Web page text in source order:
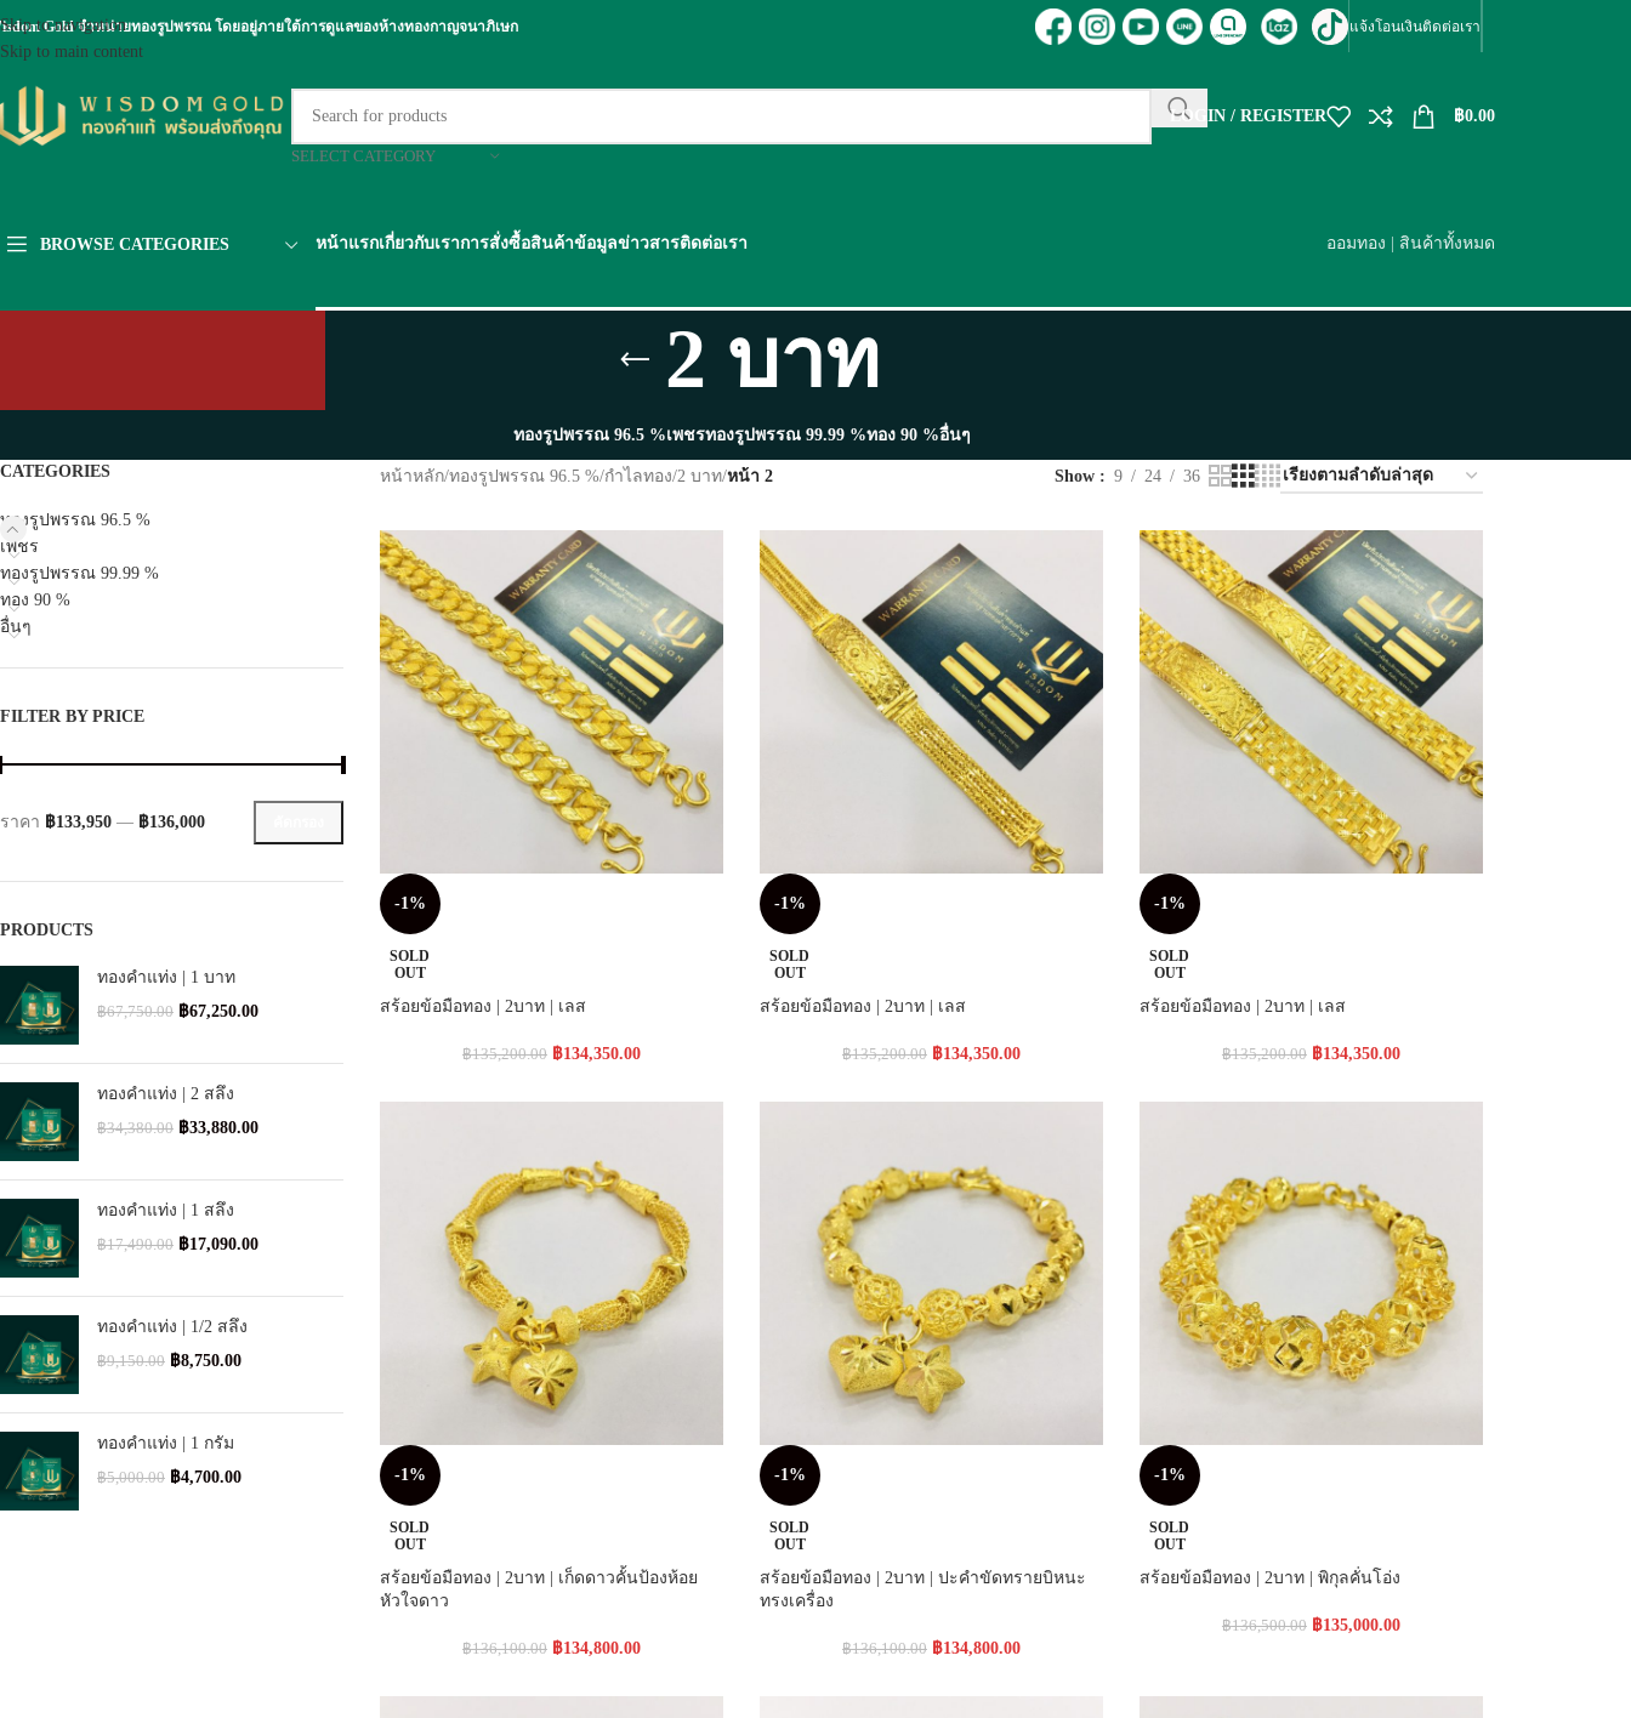
Skip to navigation
Skip to main content
Gold จำหน่ายทองรูปพรรณ โดยอยู่ภายใต้การดูแลของห้างทองกาญจนาภิเษก แจ้งโอนเงินติดต่อเรา
SELECT CATEGORY
LOGIN / REGISTER ฿0.00
BROWSE CATEGORIES หน้าแรกเกี่ยวกับเราการสั่งซื้อสินค้าข้อมูลข่าวสารติดต่อเรา ออมทอง | สินค้าทั้งหมด
2 บาท
ทองรูปพรรณ 96.5 %เพชรทองรูปพรรณ 99.99 %ทอง 90 %อื่นๆ
CATEGORIES
ทองรูปพรรณ 96.5 %
เพชร
ทองรูปพรรณ 99.99 %
ทอง 90 %
อื่นๆ
FILTER BY PRICE
ราคา ฿133,950 — ฿136,000
PRODUCTS
ทองคำแท่ง | 1 บาท
฿67,750.00 ฿67,250.00
ทองคำแท่ง | 2 สลึง
฿34,380.00 ฿33,880.00
ทองคำแท่ง | 1 สลึง
฿17,490.00 ฿17,090.00
ทองคำแท่ง | 1/2 สลึง
฿9,150.00 ฿8,750.00
ทองคำแท่ง | 1 กรัม
฿5,000.00 ฿4,700.00
หน้าหลัก/ทองรูปพรรณ 96.5 %/กำไลทอง/2 บาท/หน้า 2 Show 9 24 36
-1%
SOLD
OUT
สร้อยข้อมือทอง | 2บาท | เลส
฿135,200.00 ฿134,350.00
-1%
SOLD
OUT
สร้อยข้อมือทอง | 2บาท | เลส
฿135,200.00 ฿134,350.00
-1%
SOLD
OUT
สร้อยข้อมือทอง | 2บาท | เลส
฿135,200.00 ฿134,350.00
-1%
SOLD
OUT
สร้อยข้อมือทอง | 2บาท | เก็ดดาวคั้นป้องห้อย
หัวใจดาว
฿136,100.00 ฿134,800.00
-1%
SOLD
OUT
สร้อยข้อมือทอง | 2บาท | ปะคำขัดทรายบิหนะ
ทรงเครื่อง
฿136,100.00 ฿134,800.00
-1%
SOLD
OUT
สร้อยข้อมือทอง | 2บาท | พิกุลคั่นโอ่ง
฿136,500.00 ฿135,000.00